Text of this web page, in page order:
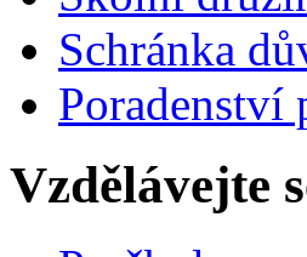
Schránka
Vzdělávejte